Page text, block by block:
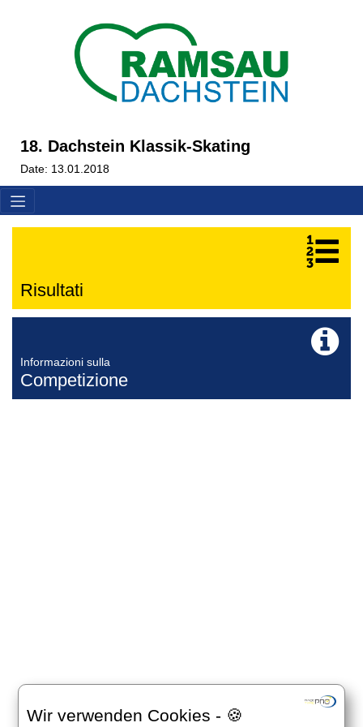
Wir verwenden Cookies - 🍪
18. Dachstein Klassik-Skating
Date: 13.01.2018
Risultati
Informazioni sulla
Competizione